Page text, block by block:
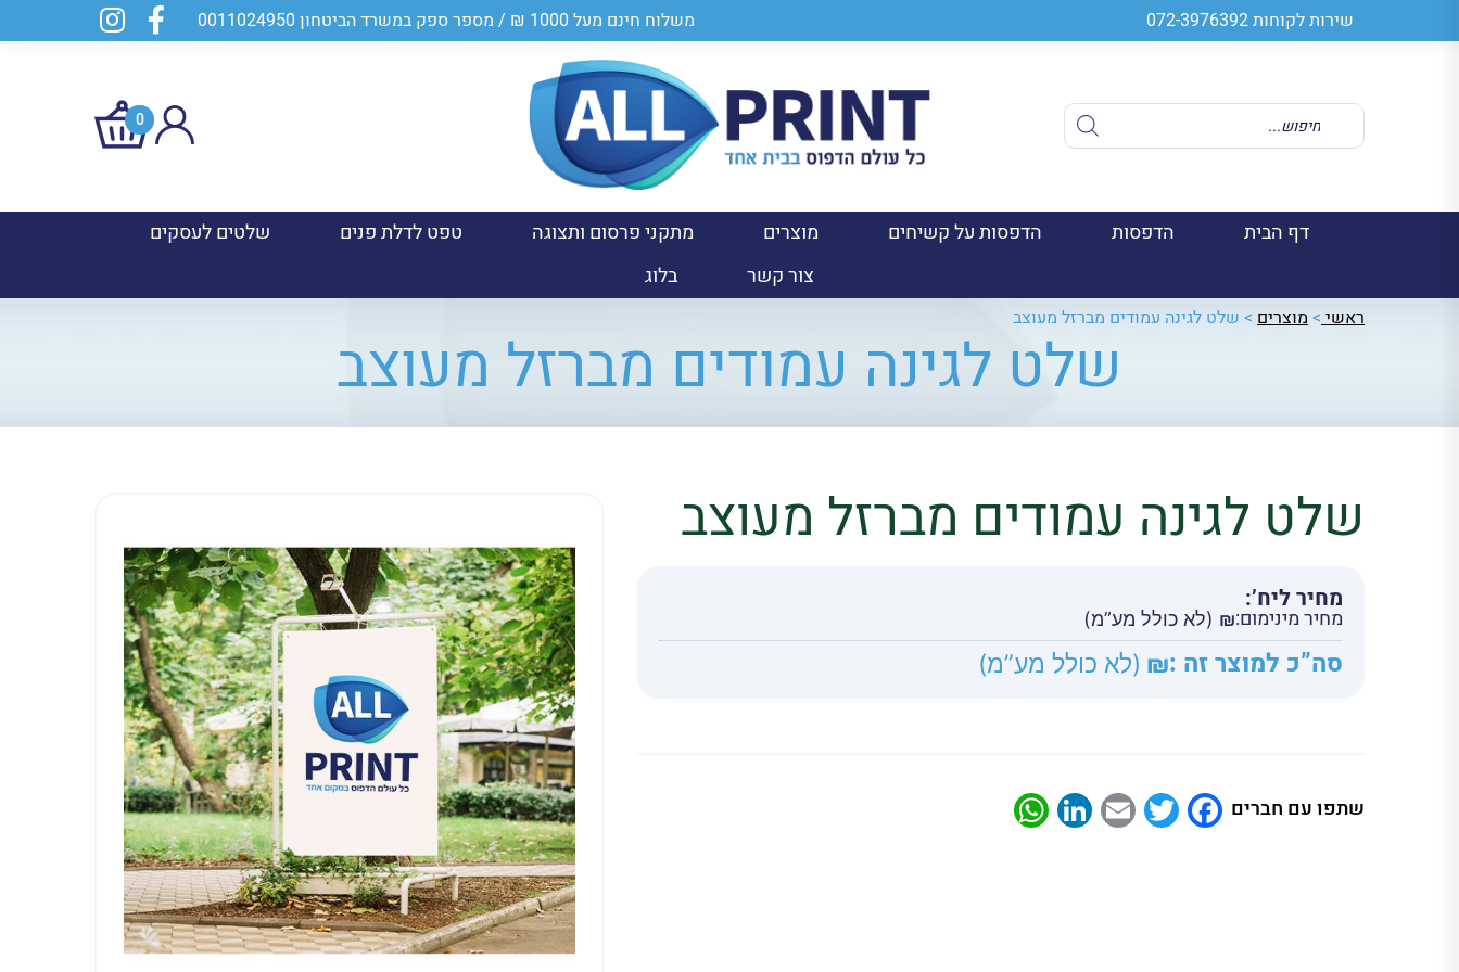
שירות לקוחות072-3976392 משלוח חינם מעל 1000 ₪ / מספר ספק במשרד הביטחון 0011024950
Products
search
0
דף הבית הדפסות הדפסות על קשיחים מוצרים מתקני פרסום ותצוגה טפט לדלת פנים
שלטים לעסקים
צור קשר
בלוג
ראשי > מוצרים > שלט לגינה עמודים מברזל מעוצב
שלט לגינה עמודים מברזל מעוצב
שלט לגינה עמודים מברזל מעוצב
מחיר ליח’:
מחיר מינימום:₪ (לא כולל מע”מ)
סה”כ למוצר זה :₪ (לא כולל מע”מ)
שתפו עם חברים Facebook
Twitter
Email
LinkedIn